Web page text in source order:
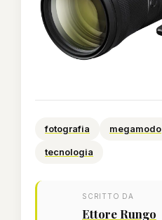
fotografia megamodo
tecnologia
SCRITTO DA
Ettore Rungo